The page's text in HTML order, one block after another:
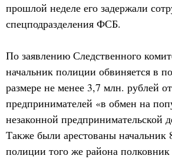
прошлой неделе его задержали
спецподразделения ФСБ.
По заявлению Следственного
начальник полиции обвиняется в
размере не менее 3,7 млн. рублей
предпринимателей «в обмен на
незаконной предпринимательской
Также были арестованы начальник
полиции того же района